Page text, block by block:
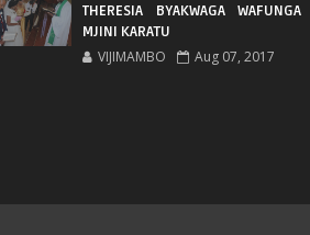
THERESIA BYAKWAGA
MJINI KARATU
VIJIMAMBO Aug 07, 2017